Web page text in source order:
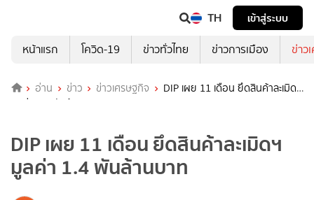
TH
เข้าสู่ระบบ
หน้าแรก
โควิด-19 ข่าวทั่วไทย ข่าวการเมือง ข่าว
อ่าน ข่าว ข่าวเศรษฐกิจ
DIP เผย 11 เดือน ยึดสินค้าละเมิดฯ
มูลค่า 1.4 พันล้านบาท
DIP เผย 11 เดือน ยึดสินค้าละเมิดฯ
มูลค่า 1.4 พันล้านบาท